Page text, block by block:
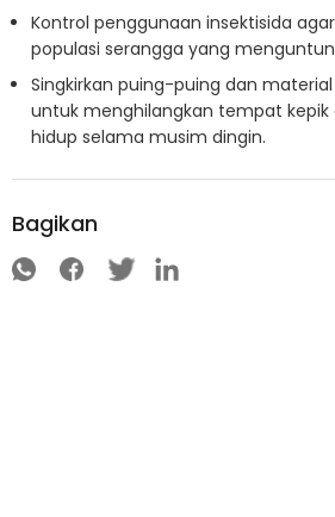
Kontrol penggunaan insektisida
populasi serangga yang
Singkirkan puing-puing dan
untuk menghilangkan tempat kepik
hidup selama musim dingin.
Bagikan